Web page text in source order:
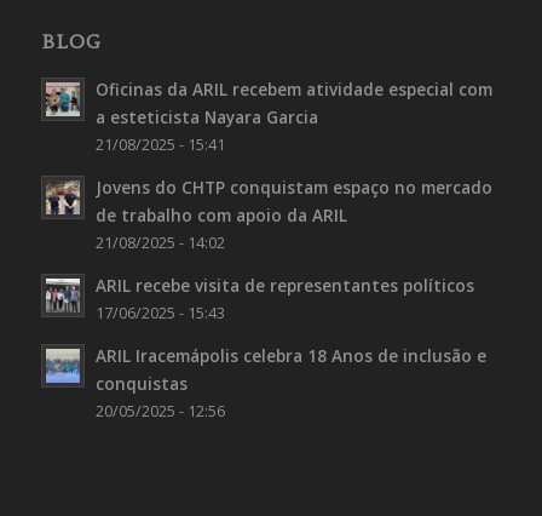
BLOG
Oficinas da ARIL recebem atividade especial com
a esteticista Nayara Garcia
21/08/2025 - 15:41
Jovens do CHTP conquistam espaço no mercado
de trabalho com apoio da ARIL
21/08/2025 - 14:02
ARIL recebe visita de representantes políticos
17/06/2025 - 15:43
ARIL Iracemápolis celebra 18 Anos de inclusão e
conquistas
20/05/2025 - 12:56